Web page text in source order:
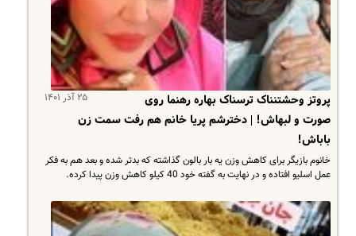
۲۵ آذر ۱۴۰۱
پروتز وحشتنناک ترسناک بهاره رهنما روی
صورت و لبهاش! | دخترشم پریا خانم هم رفت سمت زن
باباش!
خانوم بازیگر برای کاهش وزن یه بار بالون گذاشته که بدتر شده و بعد هم به فکر
عمل اسلیو افتاده و در نهایت به گفته خود 40 کیلو کاهش وزن پیدا کرده.